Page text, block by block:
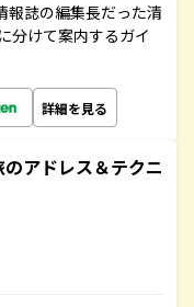
報誌の編集長だった清
分けて案内するガイ
詳細を見る
アドレス＆テクニ